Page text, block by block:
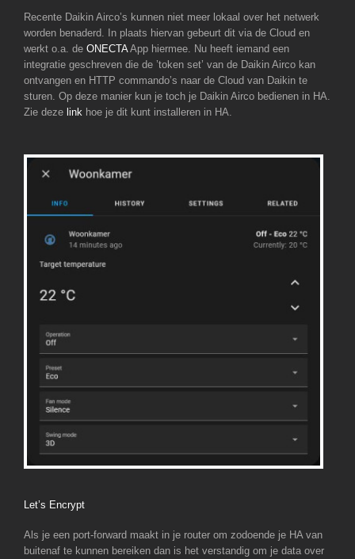
Recente Daikin Airco’s kunnen niet meer lokaal over het netwerk
worden benaderd. In plaats hiervan gebeurt dit via de Cloud en
werkt o.a. de ONECTA App hiermee. Nu heeft iemand een
integratie geschreven die de ’token set’ van de Daikin Airco kan
ontvangen en HTTP commando’s naar de Cloud van Daikin te
sturen. Op deze manier kun je toch je Daikin Airco bedienen in HA.
Zie deze link hoe je dit kunt installeren in HA.
Let’s Encrypt
Als je een port-forward maakt in je router om zodoende je HA van
buitenaf te kunnen bereiken dan is het verstandig om je data over